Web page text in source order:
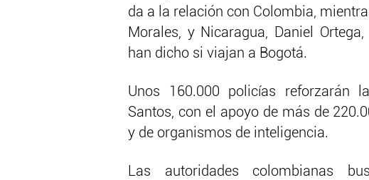
da a la relación con Colombia,
Morales, y Nicaragua, Daniel
han dicho si viajan a Bogotá.
Unos 160.000 policías reforzarán
Santos, con el apoyo de más de
y de organismos de inteligencia.
Las autoridades colombianas